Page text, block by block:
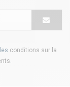
conditions sur la